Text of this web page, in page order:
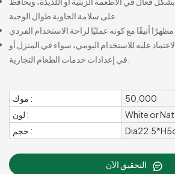
عليه للاستخدام اليومي، سواء في المنزل أو
موك :
50,000
لون :
White or
حجم :